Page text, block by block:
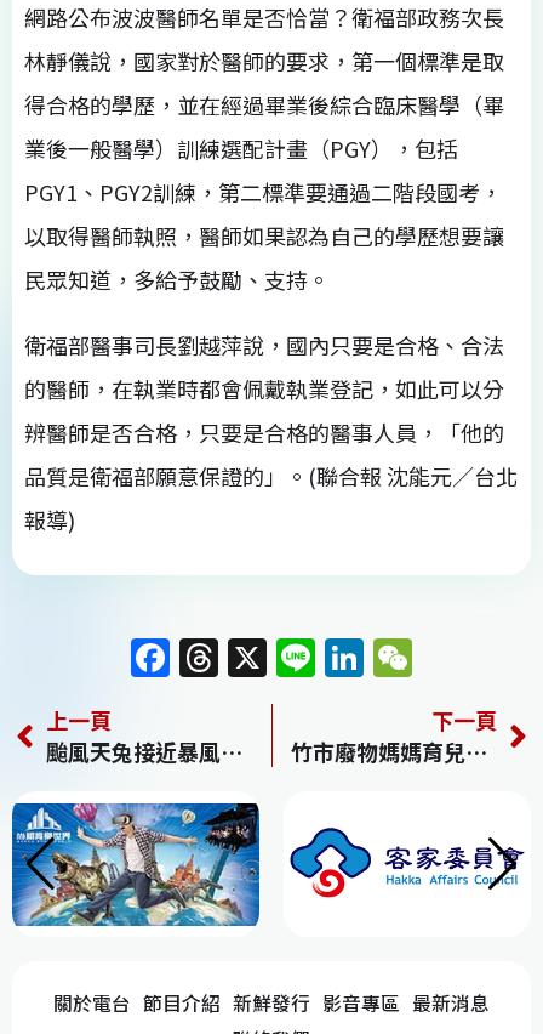
網路公布波波醫師名單是否恰當？衛福部政務次長
林靜儀說，國家對於醫師的要求，第一個標準是取
得合格的學歷，並在經過畢業後綜合臨床醫學（畢
業後一般醫學）訓練選配計畫（PGY），包括
PGY1、PGY2訓練，第二標準要通過二階段國考，
以取得醫師執照，醫師如果認為自己的學歷想要讓
民眾知道，多給予鼓勵、支持。
衛福部醫事司長劉越萍說，國內只要是合格、合法
的醫師，在執業時都會佩戴執業登記，如此可以分
辨醫師是否合格，只要是合格的醫事人員，「他的
品質是衛福部願意保證的」。(聯合報 沈能元／台北
報導)
F
c
e
b
o
o
k
T
re
a
d
s
X Li
e
Li
k
e
n
e
C
h
上一頁
颱風天兔接近暴風圈擴大 海警發布
下一頁
竹市廢物媽媽育兒農場 遭爆違法
關於電台 節目介紹 新鮮發行 影音專區 最新消息